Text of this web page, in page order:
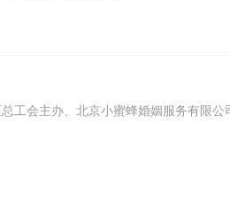
工会主办、北京小蜜蜂婚姻服务有限公